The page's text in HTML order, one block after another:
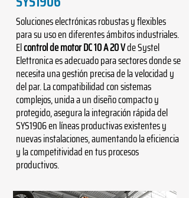
Soluciones electrónicas robustas y flexibles
para su uso en diferentes ámbitos industriales.
Elcontrol de motor DC 10 A 20 Vde Systel
Elettronica es adecuado para sectores donde se
necesita una gestión precisa de la velocidad y
del par. La compatibilidad con sistemas
complejos, unida a un diseño compacto y
protegido, asegura la integración rápida del
SYS1906 en líneas productivas existentes y
nuevas instalaciones, aumentando la eficiencia
y la competitividad en tus procesos
productivos.